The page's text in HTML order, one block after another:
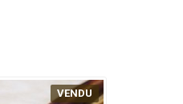
VENDU